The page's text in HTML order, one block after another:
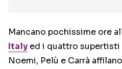
Mancano pochissime ore
Italy ed i quattro
Noemi, Pelù e Carrà